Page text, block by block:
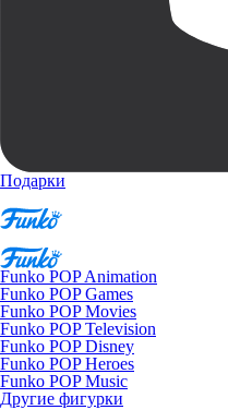
Подарки
Funko POP Animation
Funko POP Games
Funko POP Movies
Funko POP Television
Funko POP Disney
Funko POP Heroes
Funko POP Music
Другие фигурки